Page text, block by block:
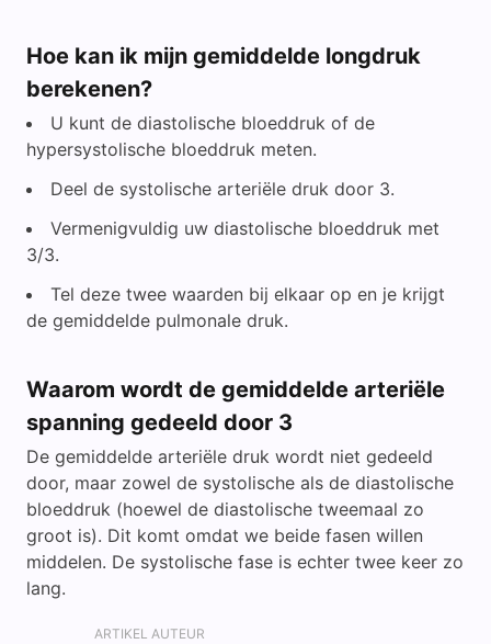
Hoe kan ik mijn gemiddelde longdruk
berekenen?
U kunt de diastolische bloeddruk of de
hypersystolische bloeddruk meten.
Deel de systolische arteriële druk door 3.
Vermenigvuldig uw diastolische bloeddruk met
3/3.
Tel deze twee waarden bij elkaar op en je krijgt
de gemiddelde pulmonale druk.
Waarom wordt de gemiddelde arteriële
spanning gedeeld door 3
De gemiddelde arteriële druk wordt niet gedeeld
door, maar zowel de systolische als de diastolische
bloeddruk (hoewel de diastolische tweemaal zo
groot is). Dit komt omdat we beide fasen willen
middelen. De systolische fase is echter twee keer zo
lang.
ARTIKEL AUTEUR